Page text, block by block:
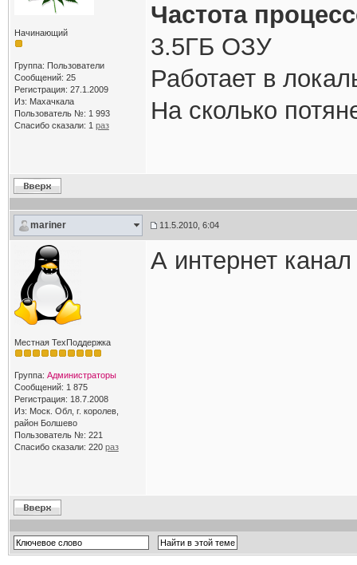
Начинающий
Группа: Пользователи
Сообщений: 25
Регистрация: 27.1.2009
Из: Махачкала
Пользователь №: 1 993
Спасибо сказали: 1 раз
Частота
3.5ГБ ОЗУ
Работает в
На сколько
mariner 11.5.2010, 6:04
Местная ТехПоддержка
Группа: Администраторы
Сообщений: 1 875
Регистрация: 18.7.2008
Из: Моск. Обл, г. королев,
район Болшево
Пользователь №: 221
Спасибо сказали: 220 раз
А интернет канал